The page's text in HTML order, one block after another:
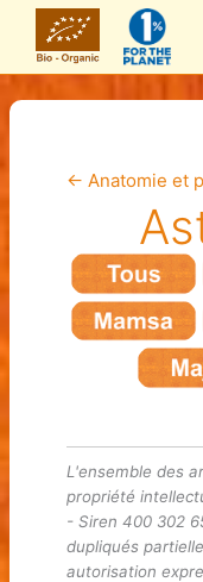
content
← Anatomie et
L'ensemble des
propriété
- Siren 400 302
dupliqués
autorisation